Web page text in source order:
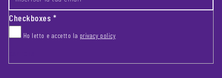
Checkboxes*
Ho letto e accetto la privacy policy